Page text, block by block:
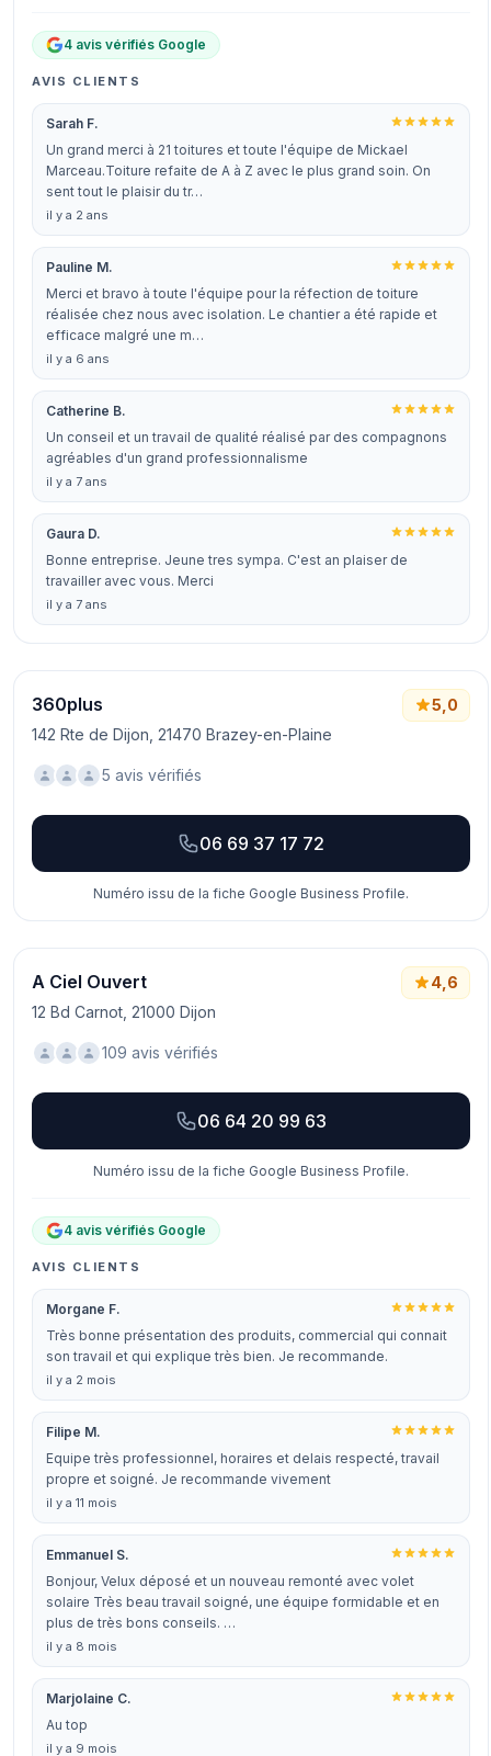
4 avis vérifiés Google
AVIS CLIENTS
Sarah F.
Un grand merci à 21 toitures et toute l'équipe de Mickael
Marceau.Toiture refaite de A à Z avec le plus grand soin. On
sent tout le plaisir du tr…
il y a 2 ans
Pauline M.
Merci et bravo à toute l'équipe pour la réfection de toiture
réalisée chez nous avec isolation. Le chantier a été rapide et
efficace malgré une m…
il y a 6 ans
Catherine B.
Un conseil et un travail de qualité réalisé par des compagnons
agréables d'un grand professionnalisme
il y a 7 ans
Gaura D.
Bonne entreprise. Jeune tres sympa. C'est an plaiser de
travailler avec vous. Merci
il y a 7 ans
360plus
142 Rte de Dijon, 21470 Brazey-en-Plaine
5,0
5 avis vérifiés
06 69 37 17 72
Numéro issu de la fiche Google Business Profile.
A Ciel Ouvert
12 Bd Carnot, 21000 Dijon
4,6
109 avis vérifiés
06 64 20 99 63
Numéro issu de la fiche Google Business Profile.
4 avis vérifiés Google
AVIS CLIENTS
Morgane F.
Très bonne présentation des produits, commercial qui connait
son travail et qui explique très bien. Je recommande.
il y a 2 mois
Filipe M.
Equipe très professionnel, horaires et delais respecté, travail
propre et soigné. Je recommande vivement
il y a 11 mois
Emmanuel S.
Bonjour, Velux déposé et un nouveau remonté avec volet
solaire Très beau travail soigné, une équipe formidable et en
plus de très bons conseils. …
il y a 8 mois
Marjolaine C.
Au top
il y a 9 mois